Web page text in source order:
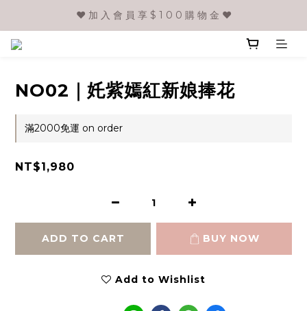
❤️ 加 入 會 員 享 $ 1 0 0 購 物 金 ❤️
NO02｜奼紫嫣紅新娘捧花
滿2000免運 on order
NT$1,980
ADD TO CART BUY NOW
Add to Wishlist